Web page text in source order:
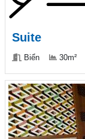
Suite
Biển 30m²